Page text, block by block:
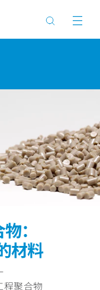
：
材料
聚合物